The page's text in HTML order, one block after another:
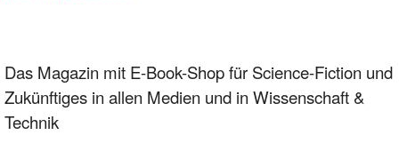
Das Magazin mit E-Book-Shop für Science-Fiction und
Zukünftiges in allen Medien und in Wissenschaft &
Technik